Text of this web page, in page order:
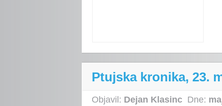
Ptujska kronika, 23.
Objavil: Dejan Klasinc Dne: